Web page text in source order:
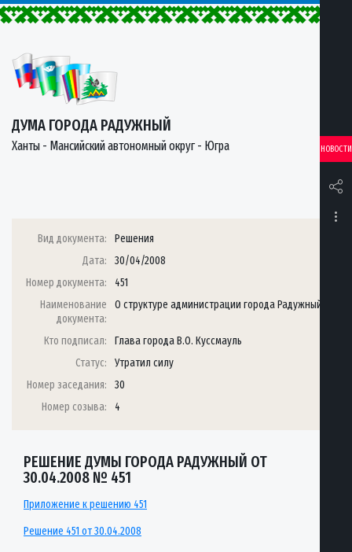
ДУМА ГОРОДА РАДУЖНЫЙ
Ханты - Мансийский автономный округ - Югра НОВОСТИ
Вид документа:
Решения
Дата:
30/04/2008
Номер документа:
451
Наименование
документа:
О структуре администрации города Радужный
Кто подписал:
Глава города В.О. Куссмауль
Статус:
Утратил силу
Номер заседания:
30
Номер созыва:
4
РЕШЕНИЕ ДУМЫ ГОРОДА РАДУЖНЫЙ ОТ
30.04.2008 № 451
Приложение к решению 451
Решение 451 от 30.04.2008